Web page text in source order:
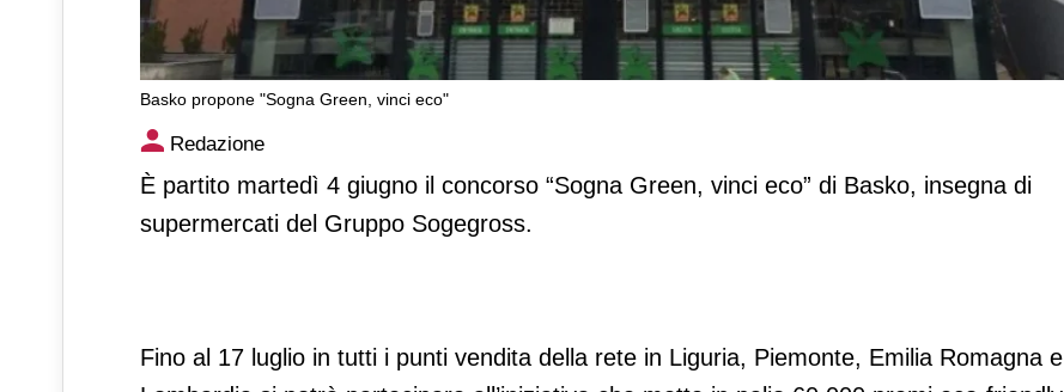
Basko propone "Sogna Green, vinci eco"
Basko propone "Sogna Green, vinci eco"
Redazione
È partito martedì 4 giugno il concorso “Sogna Green, vinci eco” di Basko, insegna di
supermercati del Gruppo Sogegross.
Fino al 17 luglio in tutti i punti vendita della rete in Liguria, Piemonte, Emilia Romagna e